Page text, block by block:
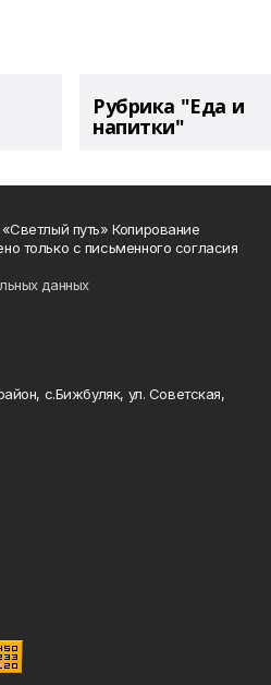
Рубрика "Еда и
напитки"
путь» Копирование
только с письменного согласия
данных
с.Бижбуляк, ул. Советская,